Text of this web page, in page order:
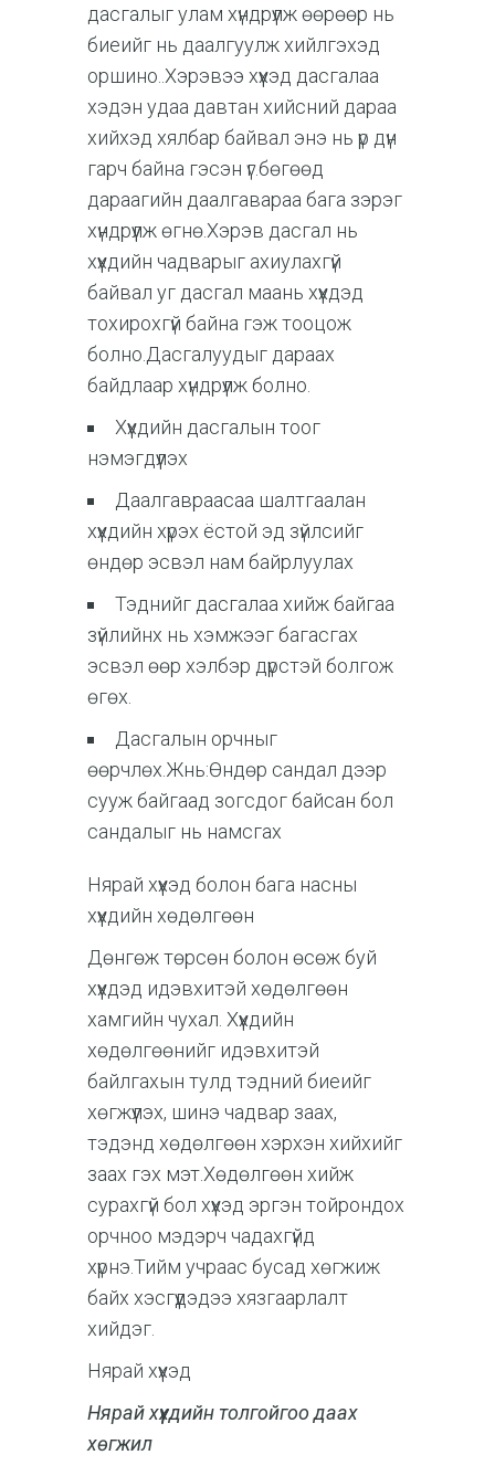
дасгалыг улам хүндрүүлж өөрөөр нь
биеийг нь даалгуулж хийлгэхэд
оршино..Хэрэвээ хүүхэд дасгалаа
хэдэн удаа давтан хийсний дараа
хийхэд хялбар байвал энэ нь үр дүн
гарч байна гэсэн үг.бөгөөд
дараагийн даалгавараа бага зэрэг
хүндрүүлж өгнө.Хэрэв дасгал нь
хүүхдийн чадварыг ахиулахгүй
байвал уг дасгал маань хүүхдэд
тохирохгүй байна гэж тооцож
болно.Дасгалуудыг дараах
байдлаар хүндрүүлж болно.
Хүүхдийн дасгалын тоог
нэмэгдүүлэх
Даалгавраасаа шалтгаалан
хүүхдийн хүрэх ёстой эд зүйлсийг
өндөр эсвэл нам байрлуулах
Тэднийг дасгалаа хийж байгаа
зүйлийнх нь хэмжээг багасгах
эсвэл өөр хэлбэр дүрстэй болгож
өгөх.
Дасгалын орчныг
өөрчлөх.Жнь:Өндөр сандал дээр
сууж байгаад зогсдог байсан бол
сандалыг нь намсгах
Нярай хүүхэд болон бага насны
хүүхдийн хөдөлгөөн
Дөнгөж төрсөн болон өсөж буй
хүүхдэд идэвхитэй хөдөлгөөн
хамгийн чухал. Хүүхдийн
хөдөлгөөнийг идэвхитэй
байлгахын тулд тэдний биеийг
хөгжүүлэх, шинэ чадвар заах,
тэдэнд хөдөлгөөн хэрхэн хийхийг
заах гэх мэт.Хөдөлгөөн хийж
сурахгүй бол хүүхэд эргэн тойрондох
орчноо мэдэрч чадахгүйд
хүрнэ.Тийм учраас бусад хөгжиж
байх хэсгүүдэдээ хязгаарлалт
хийдэг.
Нярай хүүхэд
Нярай хүүхдийн толгойгоо даах
хөгжил